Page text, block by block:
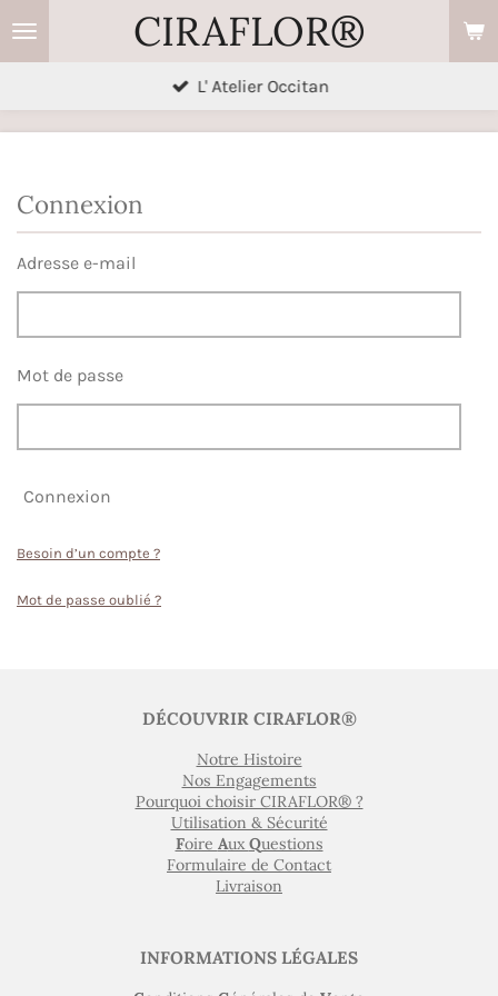
Passer
principal
CIRAFLOR®
L' Atelier Occitan
Connexion
Adresse e-mail
Mot de passe
Connexion
Besoin d’un compte ?
Mot de passe oublié ?
DÉCOUVRIR CIRAFLOR®
Notre Histoire
Nos Engagements
Pourquoi choisir CIRAFLOR® ?
Utilisation & Sécurité
Foire AuxQuestions
Formulaire de Contact
Livraison
INFORMATIONS LÉGALES